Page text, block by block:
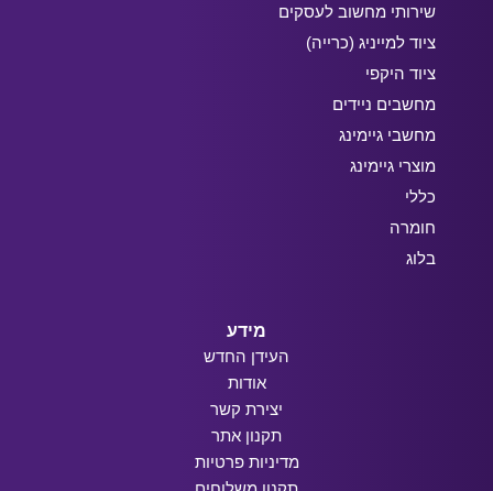
שירותי מחשוב לעסקים
ציוד למייניג (כרייה)
ציוד היקפי
מחשבים ניידים
מחשבי גיימינג
מוצרי גיימינג
כללי
חומרה
בלוג
מידע
העידן החדש
אודות
יצירת קשר
תקנון אתר
מדיניות פרטיות